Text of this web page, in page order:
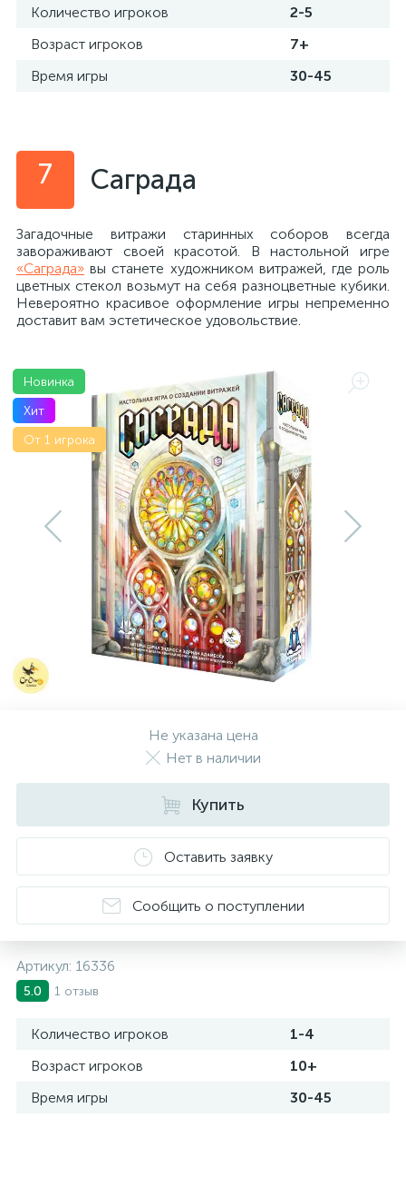
Количество игроков
2-5
Возраст игроков
7+
Время игры
30-45
7 Саграда
Загадочные витражи старинных соборов всегда
завораживают своей красотой. В настольной игре
«Саграда» вы станете художником витражей, где роль
цветных стекол возьмут на себя разноцветные кубики.
Невероятно красивое оформление игры непременно
доставит вам эстетическое удовольствие.
Новинка
Хит
От 1 игрока
Не указана цена
Нет в наличии
Купить
Оставить заявку
Сообщить о поступлении
Артикул: 16336
5.0 1 отзыв
Количество игроков
1-4
Возраст игроков
10+
Время игры
30-45